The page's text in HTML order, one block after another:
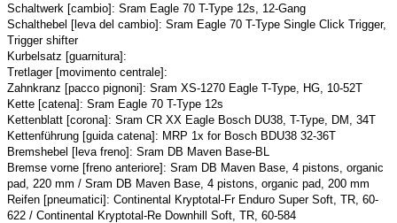
Schaltwerk [cambio]: Sram Eagle 70 T-Type 12s, 12-Gang
Schalthebel [leva del cambio]: Sram Eagle 70 T-Type Single Click Trigger,
Trigger shifter
Kurbelsatz [guarnitura]:
Tretlager [movimento centrale]:
Zahnkranz [pacco pignoni]: Sram XS-1270 Eagle T-Type, HG, 10-52T
Kette [catena]: Sram Eagle 70 T-Type 12s
Kettenblatt [corona]: Sram CR XX Eagle Bosch DU38, T-Type, DM, 34T
Kettenführung [guida catena]: MRP 1x for Bosch BDU38 32-36T
Bremshebel [leva freno]: Sram DB Maven Base-BL
Bremse vorne [freno anteriore]: Sram DB Maven Base, 4 pistons, organic
pad, 220 mm / Sram DB Maven Base, 4 pistons, organic pad, 200 mm
Reifen [pneumatici]: Continental Kryptotal-Fr Enduro Super Soft, TR, 60-
622 / Continental Kryptotal-Re Downhill Soft, TR, 60-584